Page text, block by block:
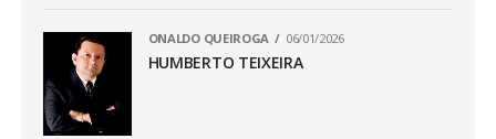
ONALDO QUEIROGA 06/01/2026
HUMBERTO TEIXEIRA